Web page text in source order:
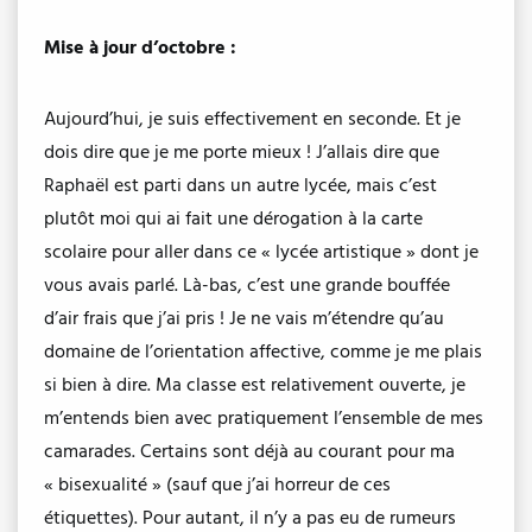
Mise à jour d’octobre :
Aujourd’hui, je suis effectivement en seconde. Et je
dois dire que je me porte mieux ! J’allais dire que
Raphaël est parti dans un autre lycée, mais c’est
plutôt moi qui ai fait une dérogation à la carte
scolaire pour aller dans ce « lycée artistique » dont je
vous avais parlé. Là-bas, c’est une grande bouffée
d’air frais que j’ai pris ! Je ne vais m’étendre qu’au
domaine de l’orientation affective, comme je me plais
si bien à dire. Ma classe est relativement ouverte, je
m’entends bien avec pratiquement l’ensemble de mes
camarades. Certains sont déjà au courant pour ma
« bisexualité » (sauf que j’ai horreur de ces
étiquettes). Pour autant, il n’y a pas eu de rumeurs